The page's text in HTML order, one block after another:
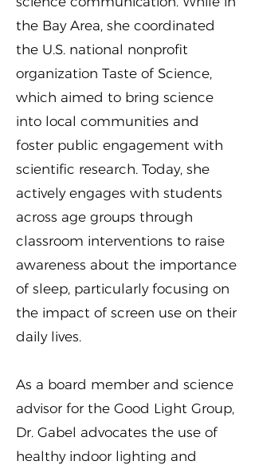
the Bay Area, she coordinated
the U.S. national nonprofit
organization Taste of Science,
which aimed to bring science
into local communities and
foster public engagement with
scientific research. Today, she
actively engages with students
across age groups through
classroom interventions to raise
awareness about the importance
of sleep, particularly focusing on
the impact of screen use on their
daily lives.
As a board member and science
advisor for the Good Light Group,
Dr. Gabel advocates the use of
healthy indoor lighting and